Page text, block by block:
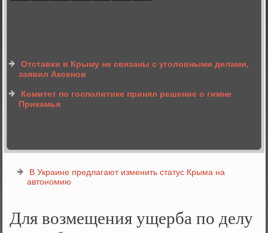
Отставки в Крыму не связаны с уголовными делами,
заявил Аксенов
Комитет по госполитике принял решение о гимне
Прикамья
В Украине предлагают изменить статус Крыма на
автономию
Для возмещения ущерба по делу